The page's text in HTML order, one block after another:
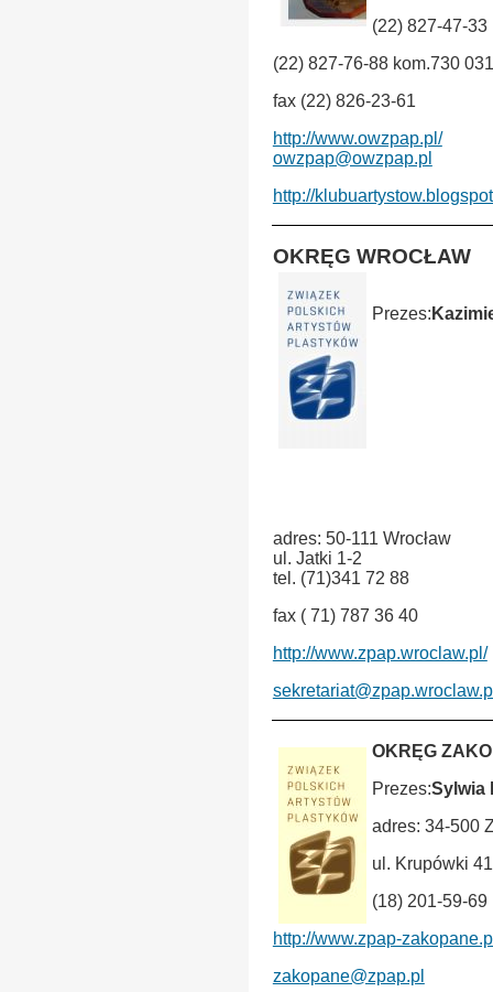
(22) 827-47-33
(22) 827-76-88 kom.730
fax (22) 826-23-61
http://www.owzpap.pl/
owzpap@owzpap.pl
http://
OKRĘG WROCŁAW
Prezes:
adres: 50-111 Wrocław
ul. Jatki 1-2
tel. (71)341 72 88
fax ( 71) 787 36 40
http://www.zpap.wroclaw.pl/
OKRĘG
Prezes:Sylwia
adres: 34-500
ul. Krupówki 41
(18) 201-59-69
http://www.zpap-
zakopane@zpap.pl